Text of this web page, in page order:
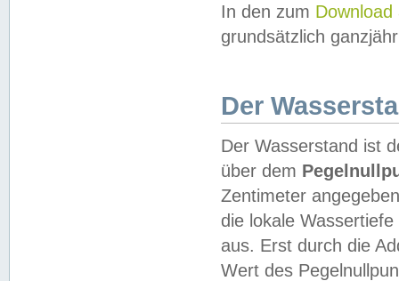
In den zum Download
grundsätzlich
Der
Der Wasserstand ist
über dem
Zentimeter
die lokale
aus. Erst durch die
Wert des